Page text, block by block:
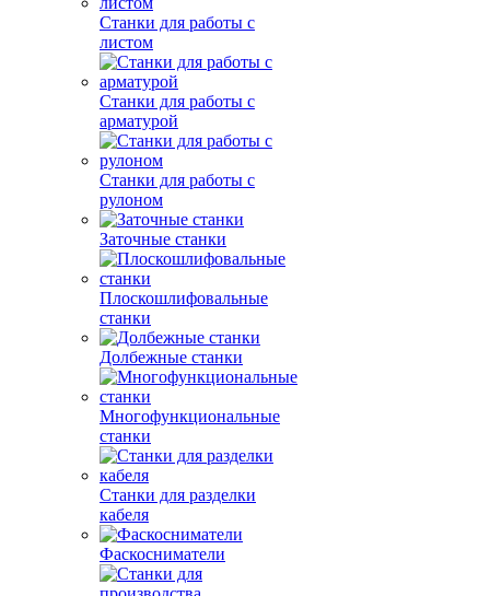
Станки для работы с
листом
Станки для работы с
арматурой
Станки для работы с
рулоном
Заточные станки
Плоскошлифовальные
станки
Долбежные станки
Многофункциональные
станки
Станки для разделки
кабеля
Фаскосниматели